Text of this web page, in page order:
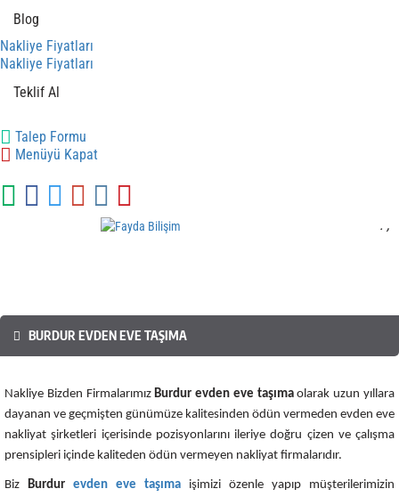
Blog
Nakliye Fiyatları
Nakliye Fiyatları
Teklif Al
Talep Formu
Menüyü Kapat
. ,
BURDUR EVDEN EVE TAŞIMA
Nakliye Bizden FirmalarımızBurdur evden eve taşımaolarak uzun yıllara
dayanan ve geçmişten günümüze kalitesinden ödün vermeden evden eve
nakliyat şirketleri içerisinde pozisyonlarını ileriye doğru çizen ve çalışma
prensipleri içinde kaliteden ödün vermeyen nakliyat firmalarıdır.
Biz Burdur evden eve taşıma işimizi özenle yapıp müşterilerimizin